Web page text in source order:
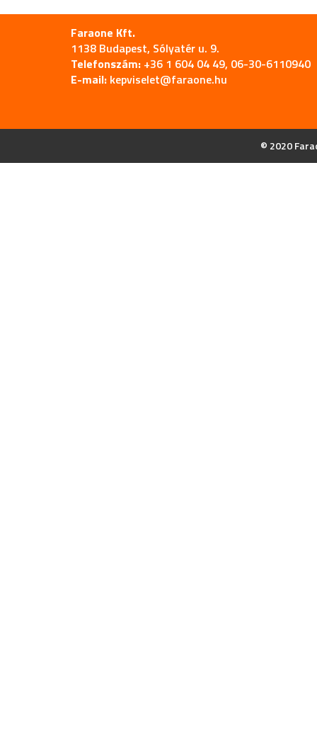
Faraone Kft.
1138 Budapest, Sólyatér u. 9.
Telefonszám: +36 1 604 04 49, 06-30-6110940
E-mail: kepviselet@faraone.hu
© 2020